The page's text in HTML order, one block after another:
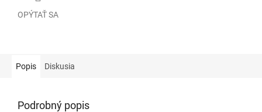
OPÝTAŤ SA
Popis Diskusia
Podrobný popis